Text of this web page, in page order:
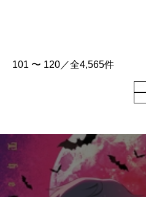
101 〜 120／全4,565件